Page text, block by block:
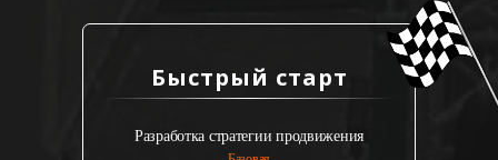
Быстрый старт
Разработка стратегии продвижения